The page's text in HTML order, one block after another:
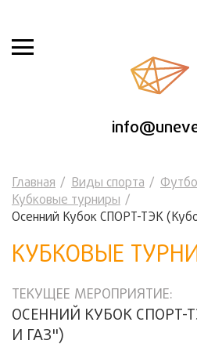
Главная Виды спорта
Кубковые турниры
Осенний Кубок СПОРТ-ТЭК
КУБКОВЫЕ
ТЕКУЩЕЕ МЕРОПРИЯТИЕ:
ОСЕННИЙ КУБОК СПОРТ-
И ГАЗ")